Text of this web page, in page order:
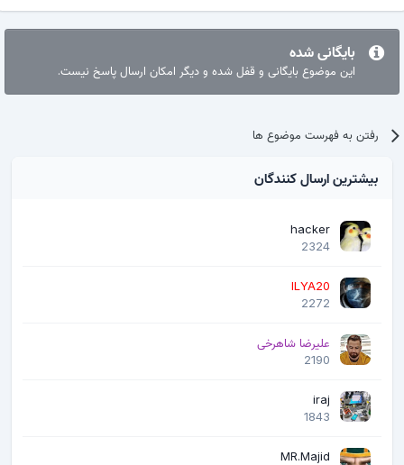
بایگانی شده
این موضوع بایگانی و قفل شده و دیگر امکان ارسال پاسخ نیست.
رفتن به فهرست موضوع ها
بیشترین ارسال کنندگان
hacker
2324
ILYA20
2272
علیرضا شاهرخی
2190
iraj
1843
MR.Majid